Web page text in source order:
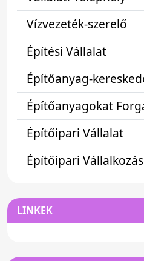
Vízvezeték-szerelő
Építési Vállalat
Építőanyag-
Építőanyagokat
Építőipari Vállalat
Építőipari Vállalkozás
LINKEK